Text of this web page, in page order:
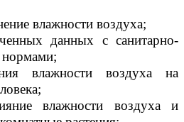
влажности воздуха;
данных с санитарно-
нормами;
влажности воздуха на
влажности воздуха и